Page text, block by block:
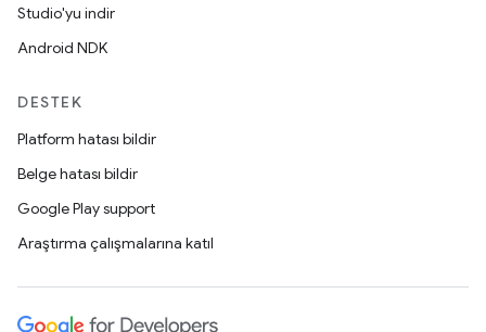
Studio'yu indir
Android NDK
DESTEK
Platform hatası bildir
Belge hatası bildir
Google Play support
Araştırma çalışmalarına katıl